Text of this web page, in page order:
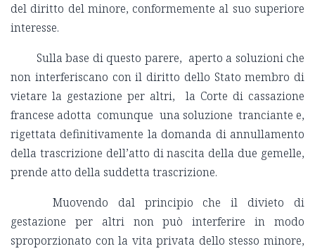
del diritto del minore, conformemente al suo superiore
interesse.
Sulla base di questo parere, aperto a soluzioni che
non interferiscano con il diritto dello Stato membro di
vietare la gestazione per altri, la Corte di cassazione
francese adotta comunque una soluzione tranciante e,
rigettata definitivamente la domanda di annullamento
della trascrizione dell’atto di nascita della due gemelle,
prende atto della suddetta trascrizione.
Muovendo dal principio che il divieto di
gestazione per altri non può interferire in modo
sproporzionato con la vita privata dello stesso minore,